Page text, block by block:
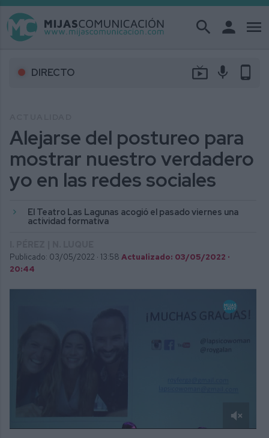
search person menu
DIRECTO live_tv mic phone_android
Alejarse del postureo para
mostrar nuestro verdadero
yo en las redes sociales
El Teatro Las Lagunas acogió el pasado viernes una
actividad formativa
Publicado: 03/05/2022 · 13:58 Actualizado: 03/05/2022 ·
20:44